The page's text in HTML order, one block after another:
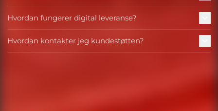
Hvordan fungerer digital leveranse?
Hvordan kontakter jeg kundestøtten?